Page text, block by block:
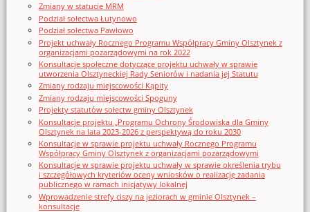
Zmiany w statucie MRM
Podział sołectwa Łutynowo
Podział sołectwa Pawłowo
Projekt uchwały Rocznego Programu Współpracy Gminy Olsztynek z
organizacjami pozarządowymi na rok 2022
Konsultacje społeczne dotyczące projektu uchwały w sprawie
utworzenia Olsztyneckiej Rady Seniorów i nadania jej Statutu
Zmiany rodzaju miejscowości Kąpity
Zmiany rodzaju miejscowości Spoguny
Projekty statutów sołectw gminy Olsztynek
Konsultacje projektu „Programu Ochrony Środowiska dla Gminy
Olsztynek na lata 2023-2026 z perspektywą do roku 2030
Konsultacje w sprawie projektu uchwały Rocznego Programu
Współpracy Gminy Olsztynek z organizacjami pozarządowymi
Konsultacje w sprawie projektu uchwały w sprawie określenia trybu
i szczegółowych kryteriów oceny wniosków o realizację zadania
publicznego w ramach inicjatywy lokalnej
Wprowadzenie strefy ciszy na jeziorach w gminie Olsztynek –
konsultacje